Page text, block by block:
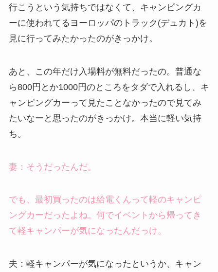
行こうという気持ちではなくて、キャンピングカ
ーに使われてるヨーロッパのトラック(デュカト)を
見に行ってみたかったのがきっかけ。
あと、この年だけ入場料が無料だったの。普通な
ら800円とか1000円のところをタダで入れるし、キ
ャンピングカーって見たことなかったので見てみ
たいなーと思ったのがきっかけ。本当に軽い気持
ち。
妻：そうだったんだ。
でも、最初買ったのは給電くんって軽のキャンピ
ングカーだったよね。何でイベントから帰ってき
て軽キャンパーが気になったんだっけ。
夫：軽キャンパーが気になったというか、キャン